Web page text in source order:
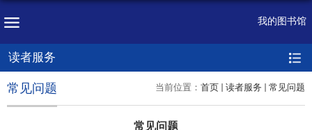
我的图书馆
读者服务
当前位置： 首页 读者服务 常见问题
常见问题
常见问题